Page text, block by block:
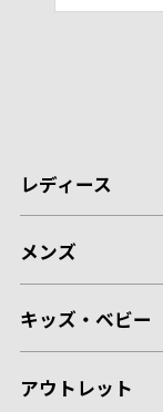
レディース
メンズ
キッズ・ベビー
アウトレット